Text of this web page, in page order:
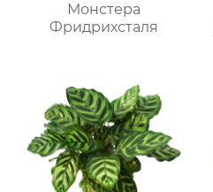
Монстера
Фридрихсталя